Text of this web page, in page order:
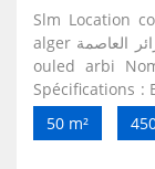
Slm Location
alger كراء منازل لمدة قصيرة هراوة الجزائر العاصمة Quartier :
ouled arbi Nombre de pièces : 2 Superficie : 50 M²
Spécifications :
Pour vos
nous mettons
50 m²